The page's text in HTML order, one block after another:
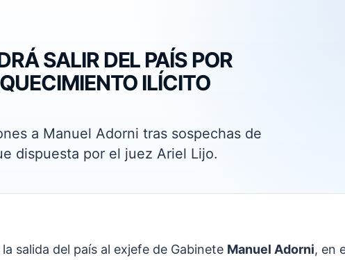
SALIR DEL PAÍS POR
ILÍCITO
a Manuel Adorni tras sospechas de
dispuesta por el juez Ariel Lijo.
salida del país al exjefe de Gabinete Manuel Adorni, en